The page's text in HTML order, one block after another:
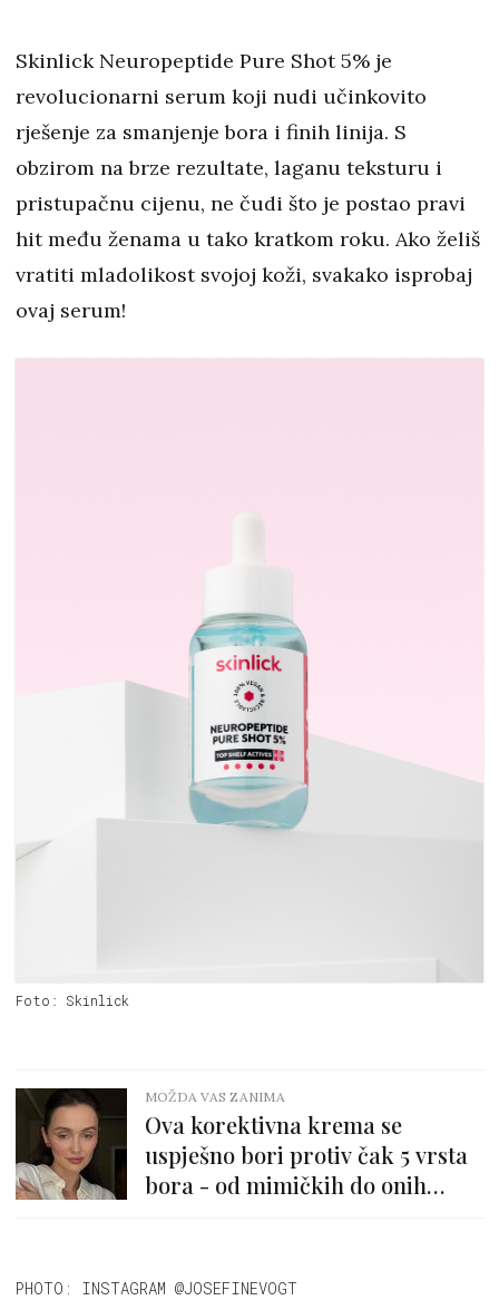
Skinlick Neuropeptide Pure Shot 5% je
revolucionarni serum koji nudi učinkovito
rješenje za smanjenje bora i finih linija. S
obzirom na brze rezultate, laganu teksturu i
pristupačnu cijenu, ne čudi što je postao pravi
hit među ženama u tako kratkom roku. Ako želiš
vratiti mladolikost svojoj koži, svakako isprobaj
ovaj serum!
Foto: Skinlick
MOŽDA VAS ZANIMA
Ova korektivna krema se
uspješno bori protiv čak 5 vrsta
bora - od mimičkih do onih
PHOTO: INSTAGRAM @JOSEFINEVOGT